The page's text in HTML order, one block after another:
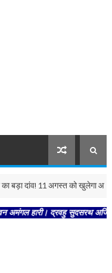
दांव! 11 अगस्त को खुलेगा आईपीओ
द्रवहु सुदसरथ अजिर